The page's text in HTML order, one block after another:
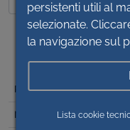
DET
2023/
persistenti utili al
selezionate.
la navigazione sul
Lista cookie